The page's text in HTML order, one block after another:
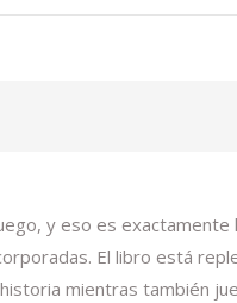
y eso es
El libro está
mientras también